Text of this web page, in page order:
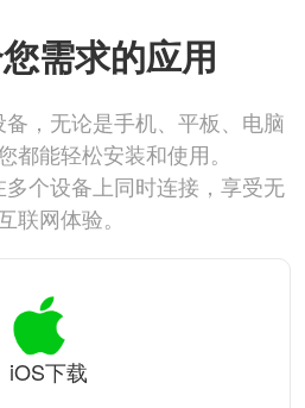
需求的应用
，无论是手机、平板、电脑
都能轻松安装和使用。
个设备上同时连接，享受无
联网体验。
iOS下载